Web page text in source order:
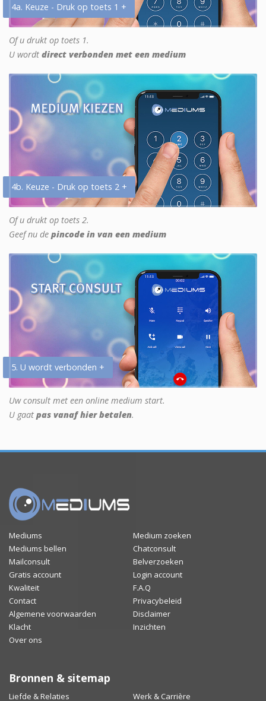
4a. Keuze - Druk op toets 1 +
Of u drukt op toets 1.
U wordt direct verbonden met een medium
4b. Keuze - Druk op toets 2 +
Of u drukt op toets 2.
Geef nu de pincode in van een medium
5. U wordt verbonden +
Uw consult met een online medium start.
U gaat pas vanaf hier betalen.
Mediums
Medium zoeken
Mediums bellen
Chatconsult
Mailconsult
Belverzoeken
Gratis account
Login account
Kwaliteit
F.A.Q
Contact
Privacybeleid
Algemene voorwaarden
Disclaimer
Klacht
Inzichten
Over ons
Bronnen & sitemap
Liefde & Relaties Werk & Carrière